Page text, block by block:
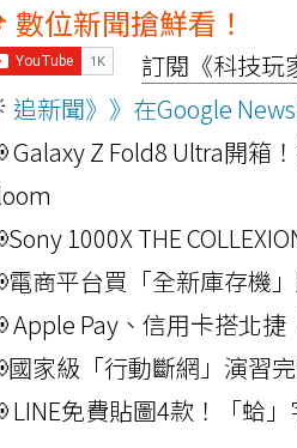
數位新聞搶鮮看！
訂閱《科技玩
追新聞》》在Google
Galaxy Z Fold8 Ultra開箱
1000X THE
電商平台買「全新庫存機
Apple Pay、信用卡搭北
國家級「行動斷網」演習
LINE免費貼圖4款！「蛤